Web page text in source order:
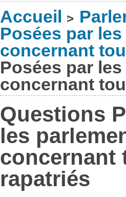
Accueil >
Posées par
concernant
Posées par
concernant
Questions
les
concernant
rapatriés